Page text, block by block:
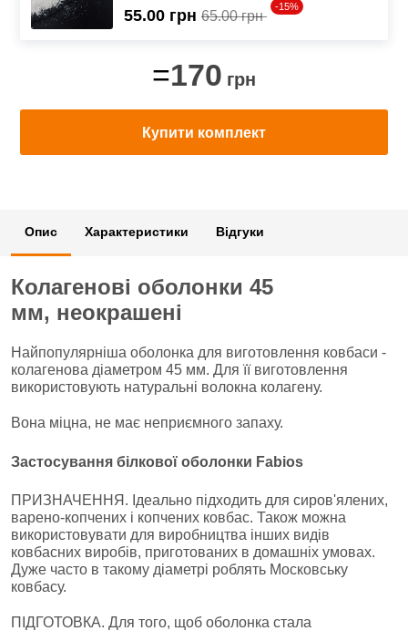
55.00 грн 65.00 грн
-15%
=170 грн
Купити комплект
Опис Характеристики Відгуки
Колагенові оболонки 45
мм, неокрашені
Найпопулярніша оболонка для виготовлення ковбаси -
колагенова діаметром 45 мм. Для її виготовлення
використовують натуральні волокна колагену.
Вона міцна, не має неприємного запаху.
Застосування білкової оболонки Fabios
ПРИЗНАЧЕННЯ. Ідеально підходить для сиров'ялених,
варено-копчених і копчених ковбас. Також можна
використовувати для виробництва інших видів
ковбасних виробів, приготованих в домашніх умовах.
Дуже часто в такому діаметрі роблять Московську
ковбасу.
ПІДГОТОВКА. Для того, щоб оболонка стала